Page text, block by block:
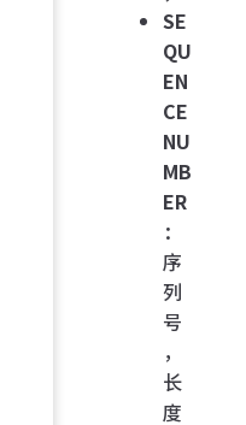
SE
QU
EN
CE
NU
MB
ER
：
序
列
号
，
长
度